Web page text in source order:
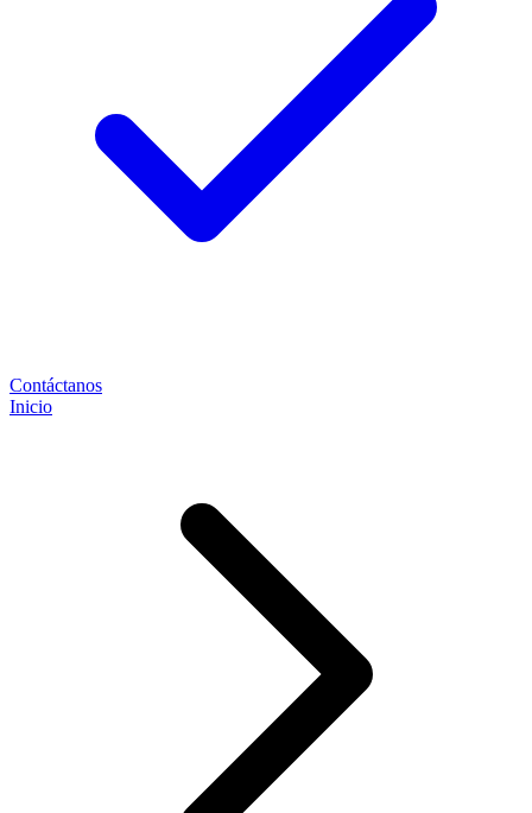
Contáctanos
Inicio